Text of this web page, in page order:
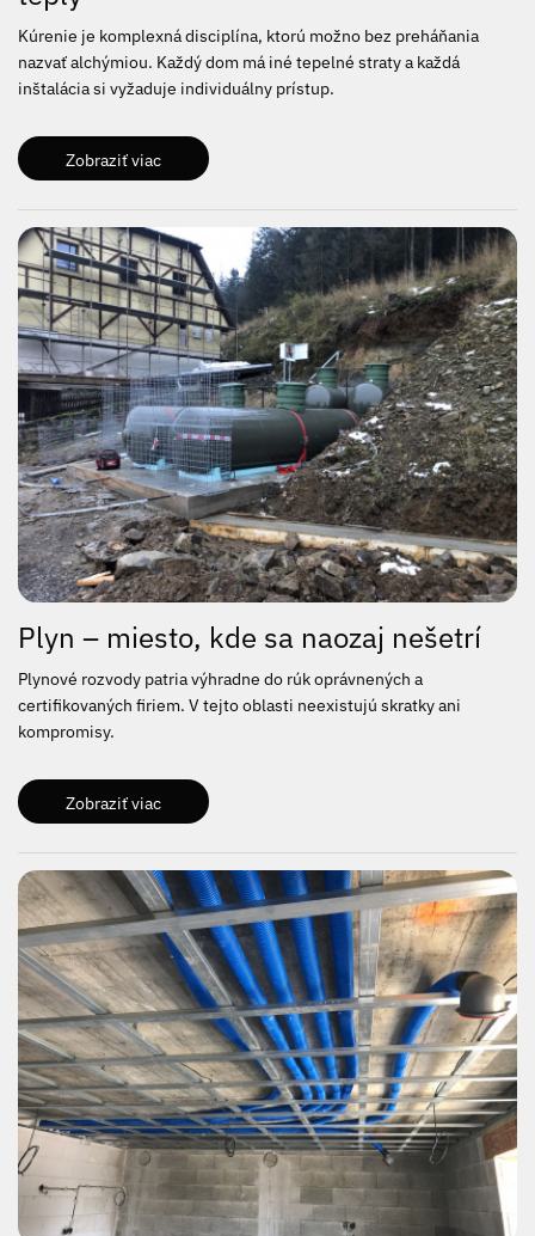
Kúrenie je komplexná disciplína, ktorú možno bez preháňania
nazvať alchýmiou. Každý dom má iné tepelné straty a každá
inštalácia si vyžaduje individuálny prístup.
Zobraziť viac
Plyn – miesto, kde sa naozaj nešetrí
Plynové rozvody patria výhradne do rúk oprávnených a
certifikovaných firiem. V tejto oblasti neexistujú skratky ani
kompromisy.
Zobraziť viac